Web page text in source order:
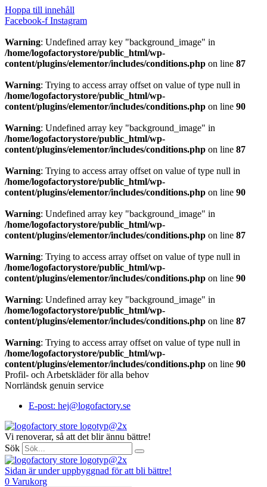
Hoppa till innehåll
Facebook-f Instagram
Warning: Undefined array key "background_image" in
/home/logofactorystore/public_html/wp-
content/plugins/elementor/includes/conditions.php on line 87
Warning: Trying to access array offset on value of type null in
/home/logofactorystore/public_html/wp-
content/plugins/elementor/includes/conditions.php on line 90
Warning: Undefined array key "background_image" in
/home/logofactorystore/public_html/wp-
content/plugins/elementor/includes/conditions.php on line 87
Warning: Trying to access array offset on value of type null in
/home/logofactorystore/public_html/wp-
content/plugins/elementor/includes/conditions.php on line 90
Warning: Undefined array key "background_image" in
/home/logofactorystore/public_html/wp-
content/plugins/elementor/includes/conditions.php on line 87
Warning: Trying to access array offset on value of type null in
/home/logofactorystore/public_html/wp-
content/plugins/elementor/includes/conditions.php on line 90
Warning: Undefined array key "background_image" in
/home/logofactorystore/public_html/wp-
content/plugins/elementor/includes/conditions.php on line 87
Warning: Trying to access array offset on value of type null in
/home/logofactorystore/public_html/wp-
content/plugins/elementor/includes/conditions.php on line 90
Profil- och Arbetskläder för alla behov
Norrländsk genuin service
E-post: hej@logofactory.se
Vi renoverar, så att det blir ännu bättre!
Sök
Sidan är under uppbyggnad för att bli bättre!
0 Varukorg